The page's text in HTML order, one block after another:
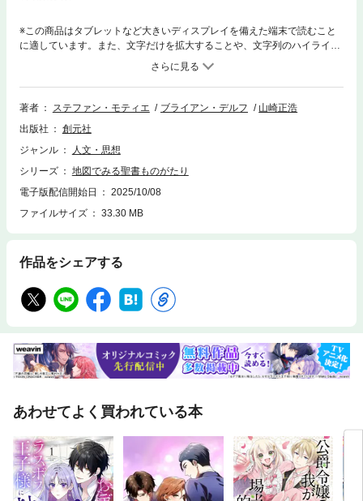
※この商品はタブレットなど大きいディスプレイを備えた端末で読むこと
に適しています。また、文字だけを拡大することや、文字列のハイライ
ト、検索、辞書の参照、引用などの機能が使用できません。旧約聖書と新
約聖書に登場する多くの物語を、地図、イラスト、写真をふんだんに用い
て生き生きと解説。人々がどのように生活していたか、誰がその土地を支
配していたか、現在のその場所がどのように見えるかなどの追加情報も多
著者 ステファン・モティエ ブライアン・デルフ
山崎正浩
出版社
創元社
ジャンル
人文・思想
シリーズ
地図でみる聖書ものがたり
電子版配信開始日
2025/10/08
ファイルサイズ
33.30 MB
作品をシェアする
あわせてよく買われている本